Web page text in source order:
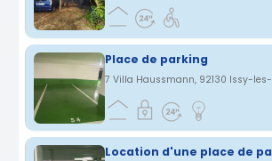
Place de parking